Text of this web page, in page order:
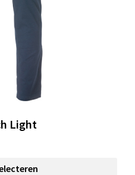
Light